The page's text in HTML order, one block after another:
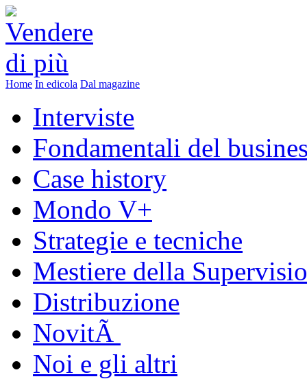
Home In edicola Dal magazine
Interviste
Fondamentali del
Case history
Mondo V+
Strategie e tecniche
Mestiere della
Distribuzione
NovitÃ
Noi e gli altri